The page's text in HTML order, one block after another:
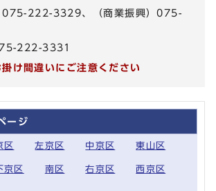
075-222-3329、（商業振興）075-
222-3331
け間違いにご注意ください
ージ
区 左京区 中京区 東山区
京区 南区 右京区 西京区